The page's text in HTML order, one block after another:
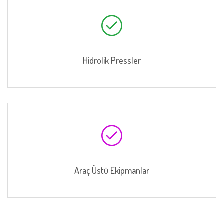
Hidrolik Pressler
Araç Üstü Ekipmanlar